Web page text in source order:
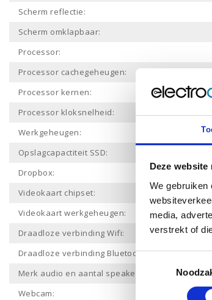
Deze
We
media,
verstrekt of
Scherm reflectie:
Scherm omklapbaar:
Processor:
Processor cachegeheugen:
Processor kernen:
Processor kloksnelheid:
Werkgeheugen:
Opslagcapactiteit SSD:
Dropbox:
Videokaart chipset:
Videokaart werkgeheugen:
Draadloze verbinding Wifi:
Draadloze verbinding Bluetooth:
Merk audio en aantal speakers:
Webcam: